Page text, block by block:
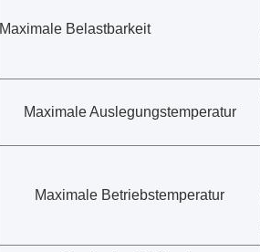
Maximale Belastbarkeit
Maximale Auslegungstemperatur
Maximale Betriebstemperatur